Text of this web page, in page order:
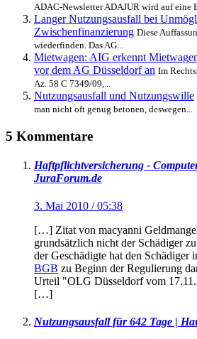
ADAC-Newsletter ADAJUR wird auf eine
Langer Nutzungsausfall bei
Zwischenfinanzierung Diese
wiederfinden. Das AG...
Mietwagen: AIG erkennt
vor dem AG Düsseldorf an Im
Az. 58 C 7349/09,...
Nutzungsausfall und Nutzungswille
man nicht oft genug betonen, deswegen...
5 Kommentare
Haftpflichtversicherung -
JuraForum.de
3. Mai 2010 / 05:38
[…] Zitat von macyanni
grundsätzlich nicht der Schädiger
der Geschädigte hat den Schädiger
BGB zu Beginn der Regulierung
Urteil "OLG Düsseldorf vom
[…]
Nutzungsausfall für 642 Tage |